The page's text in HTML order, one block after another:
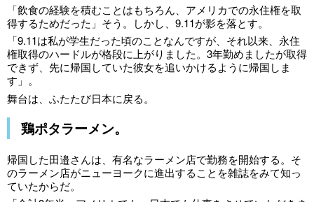
「飲食の経験を積むことはもちろん、アメリカでの永住権を取
得するためだった」そう。しかし、9.11が影を落とす。
「9.11は私が学生だった頃のことなんですが、それ以来、永住
権取得のハードルが格段に上がりました。3年勤めましたが取得
できず、先に帰国していた彼女を追いかけるように帰国しま
す」。
舞台は、ふたたび日本に戻る。
鶏ポタラーメン。
帰国した田邉さんは、有名なラーメン店で勤務を開始する。そ
のラーメン店がニューヨークに進出することを雑誌をみて知っ
ていたからだ。